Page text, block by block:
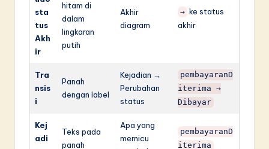
sta
tus
Akh
ir
hitam di
dalam
lingkaran
putih
Akhir
diagram
→ ke status
akhir
Tra
nsis
i
Panah
dengan label
Kejadian →
Perubahan
status
pembayaranD
iterima →
Dibayar
Kej
adi
Teks pada
panah
Apa yang
memicu
pembayaranD
iterima